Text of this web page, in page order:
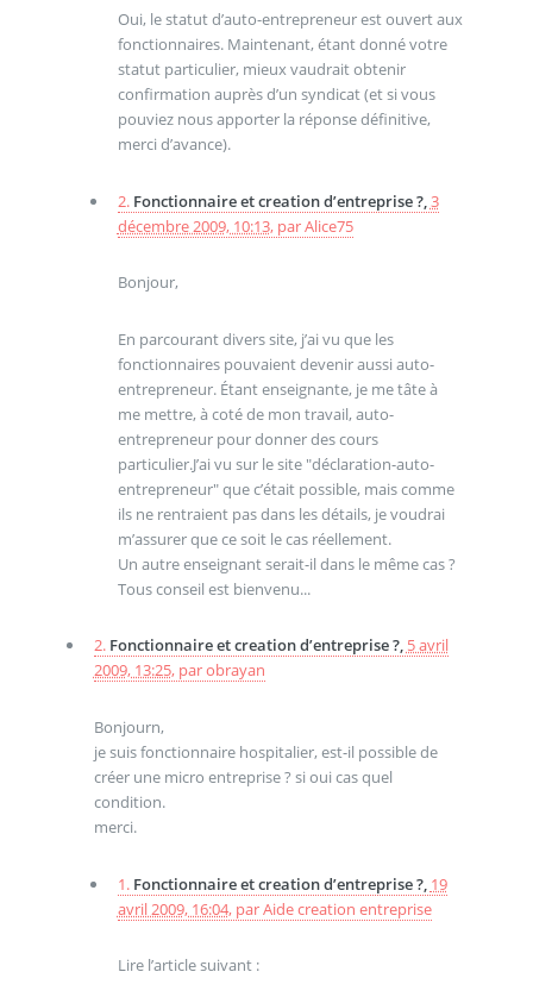
Oui, le statut d’auto-entrepreneur est ouvert aux
fonctionnaires. Maintenant, étant donné votre
statut particulier, mieux vaudrait obtenir
confirmation auprès d’un syndicat (et si vous
pouviez nous apporter la réponse définitive,
merci d’avance).
2. Fonctionnaire et creation d’entreprise ?, 3
décembre 2009, 10:13, parAlice75
Bonjour,
En parcourant divers site, j’ai vu que les
fonctionnaires pouvaient devenir aussi auto-
entrepreneur. Étant enseignante, je me tâte à
me mettre, à coté de mon travail, auto-
entrepreneur pour donner des cours
particulier.J’ai vu sur le site "déclaration-auto-
entrepreneur" que c’était possible, mais comme
ils ne rentraient pas dans les détails, je voudrai
m’assurer que ce soit le cas réellement.
Un autre enseignant serait-il dans le même cas ?
Tous conseil est bienvenu...
2. Fonctionnaire et creation d’entreprise ?, 5 avril
2009, 13:25, parobrayan
Bonjourn,
je suis fonctionnaire hospitalier, est-il possible de
créer une micro entreprise ? si oui cas quel
condition.
merci.
1. Fonctionnaire et creation d’entreprise ?, 19
avril 2009, 16:04, parAide creation entreprise
Lire l’article suivant :